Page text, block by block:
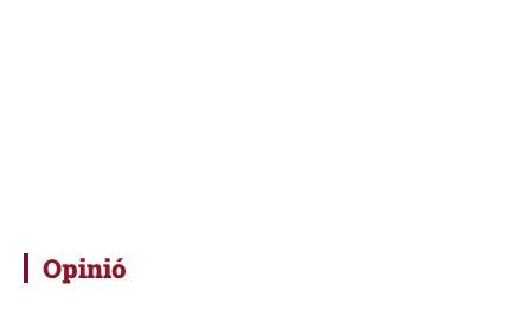
Opinió